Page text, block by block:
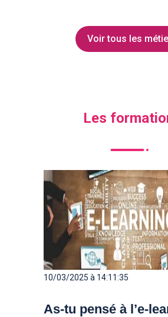
Voir tous les
Les
10/03/2025 à 14:11:35
As-tu pensé à l’e-